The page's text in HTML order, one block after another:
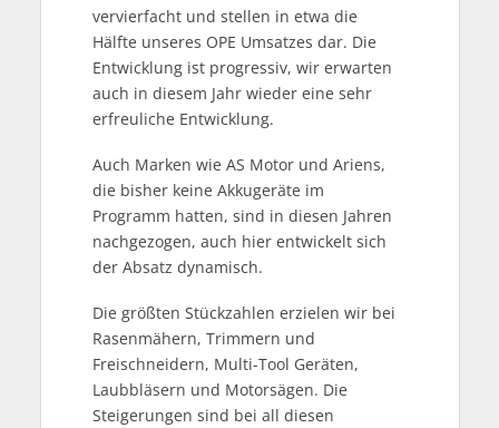
vervierfacht und stellen in etwa die
Hälfte unseres OPE Umsatzes dar. Die
Entwicklung ist progressiv, wir erwarten
auch in diesem Jahr wieder eine sehr
erfreuliche Entwicklung.
Auch Marken wie AS Motor und Ariens,
die bisher keine Akkugeräte im
Programm hatten, sind in diesen Jahren
nachgezogen, auch hier entwickelt sich
der Absatz dynamisch.
Die größten Stückzahlen erzielen wir bei
Rasenmähern, Trimmern und
Freischneidern, Multi-Tool Geräten,
Laubbläsern und Motorsägen. Die
Steigerungen sind bei all diesen